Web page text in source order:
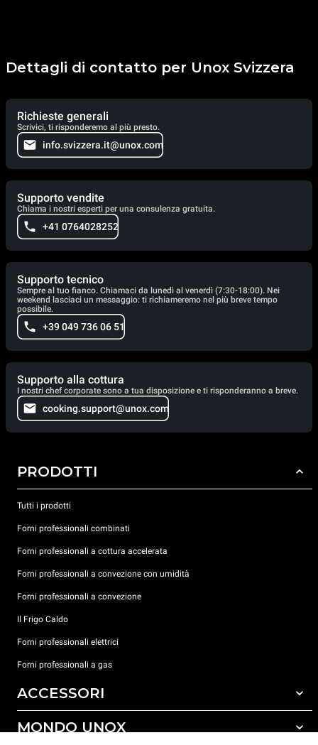
Dettagli di contatto per Unox Svizzera
Richieste generali
Scrivici, ti risponderemo al più presto.
info.svizzera.it@unox.com
Supporto vendite
Chiama i nostri esperti per una consulenza gratuita.
+41 0764028252
Supporto tecnico
Sempre al tuo fianco. Chiamaci da lunedì al venerdì (7:30-18:00). Nei
weekend lasciaci un messaggio: ti richiameremo nel più breve tempo
possibile.
+39 049 736 06 51
Supporto alla cottura
I nostri chef corporate sono a tua disposizione e ti risponderanno a breve.
cooking.support@unox.com
PRODOTTI
Tutti i prodotti
Forni professionali combinati
Forni professionali a cottura accelerata
Forni professionali a convezione con umidità
Forni professionali a convezione
Il Frigo Caldo
Forni professionali elettrici
Forni professionali a gas
ACCESSORI
Tutti gli accessori
MONDO UNOX